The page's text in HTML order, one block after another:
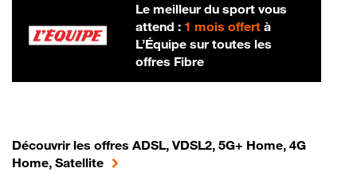
Le meilleur du sport vous
attend : 1 mois offertà
L’Équipe sur toutes les
offres Fibre
Découvrir les offres ADSL, VDSL2, 5G+ Home, 4G
Home, Satellite